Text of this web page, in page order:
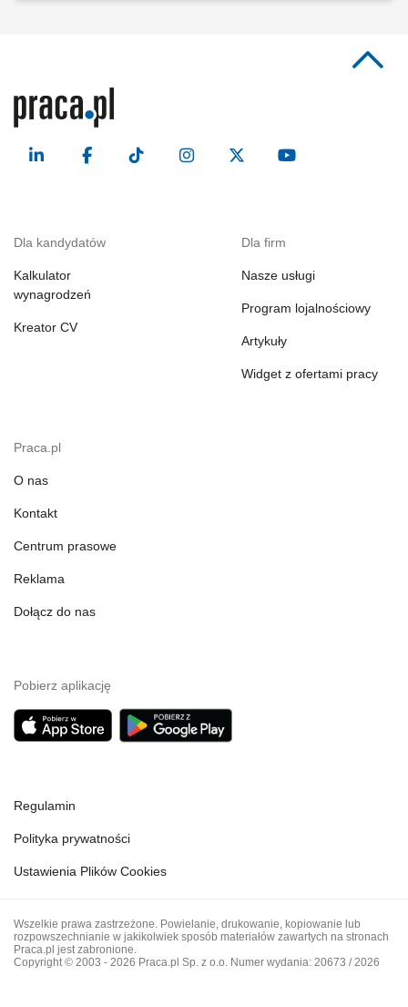
Dla kandydatów
Kalkulator
wynagrodzeń
Kreator CV
Dla firm
Nasze usługi
Program lojalnościowy
Artykuły
Widget z ofertami pracy
Praca.pl
O nas
Kontakt
Centrum prasowe
Reklama
Dołącz do nas
Pobierz aplikację
Regulamin
Polityka prywatności
Ustawienia Plików Cookies
Wszelkie prawa zastrzeżone. Powielanie, drukowanie, kopiowanie lub
rozpowszechnianie w jakikolwiek sposób materiałów zawartych na stronach
Praca.pl jest zabronione.
Copyright © 2003 - 2026 Praca.pl Sp. z o.o. Numer wydania: 20673 / 2026